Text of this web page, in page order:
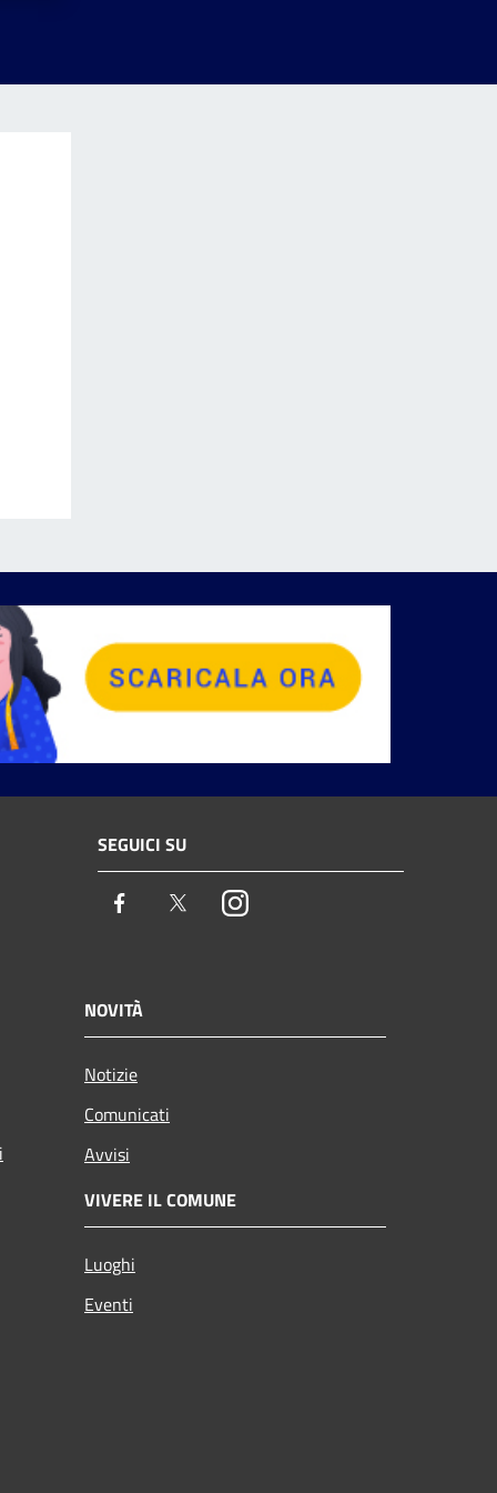
SEGUICI SU
Facebook TwitterInstagram
NOVITÀ
Notizie
Comunicati
Avvisi
VIVERE IL COMUNE
Luoghi
Eventi